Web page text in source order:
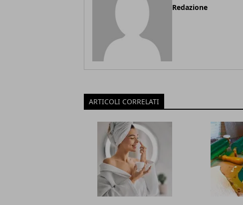
Redazione
ARTICOLI CORRELATI